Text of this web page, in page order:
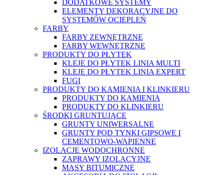
DODATKOWE SYSTEMY
ELEMENTY DEKORACYJNE DO
SYSTEMÓW OCIEPLEŃ
FARBY
FARBY ZEWNĘTRZNE
FARBY WEWNĘTRZNE
PRODUKTY DO PŁYTEK
KLEJE DO PŁYTEK LINIA MULTI
KLEJE DO PŁYTEK LINIA EXPERT
FUGI
PRODUKTY DO KAMIENIA I KLINKIERU
PRODUKTY DO KAMIENIA
PRODUKTY DO KLINKIERU
ŚRODKI GRUNTUJĄCE
GRUNTY UNIWERSALNE
GRUNTY POD TYNKI GIPSOWE I
CEMENTOWO-WAPIENNE
IZOLACJE WODOCHRONNE
ZAPRAWY IZOLACYJNE
MASY BITUMICZNE